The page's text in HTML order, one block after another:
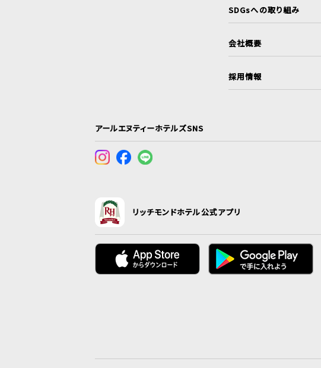
SDGsへの取り組み
会社概要
採用情報
アールエヌティーホテルズSNS
リッチモンドホテル公式アプリ